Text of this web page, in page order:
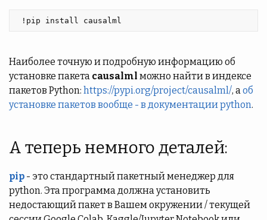
!pip install causalml
Наиболее точную и подробную информацию об
установке пакета causalml можно найти в индексе
пакетов Python: https://pypi.org/project/causalml/, аоб
установке пакетов вообще - в документации python.
А теперь немного деталей:
pip - это стандартный пакетный менеджер для
python. Эта программа должна установить
недостающий пакет в Вашем окружении / текущей